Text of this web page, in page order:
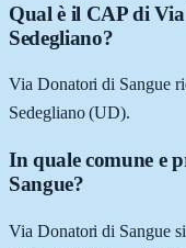
Qual è il CAP di
Sedegliano?
Via Donatori di Sangue
Sedegliano (UD).
In quale comune e
Sangue?
Via Donatori di Sangue